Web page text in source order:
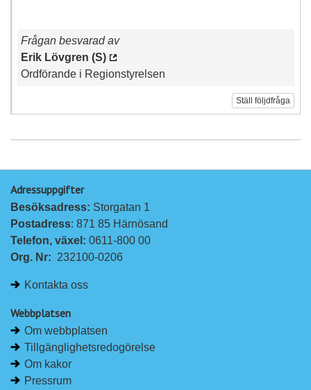
Frågan besvarad av
Erik Lövgren (S)
Ordförande i Regionstyrelsen
Ställ följdfråga
Adressuppgifter
Besöksadress: Storgatan 1
Postadress: 871 85 Härnösand
Telefon, växel: 0611-800 00
Org. Nr: 232100-0206
Kontakta oss
Webbplatsen
Om webbplatsen
Tillgänglighetsredogörelse
Om kakor
Pressrum